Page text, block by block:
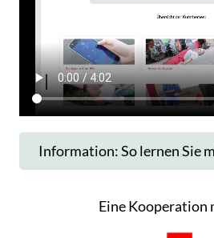
Information: So lernen Sie
Eine Kooperation